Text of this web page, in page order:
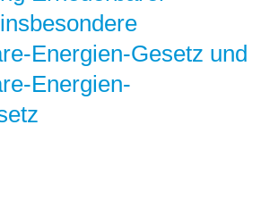
Energien-Gesetz und
Energien-